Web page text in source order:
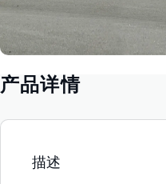
产品详情
描述